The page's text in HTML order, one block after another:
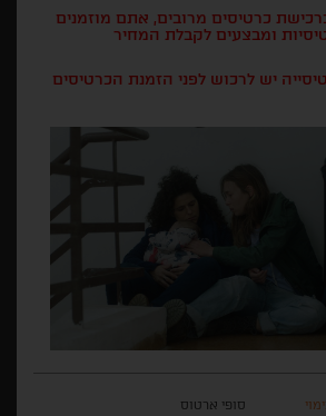
כרטיסים מרובים, אתם מוזמנים
ומבצעים לקבלת המחיר
יש לרכוש לפני הזמנת הכרטיסים
סופי ארטוס